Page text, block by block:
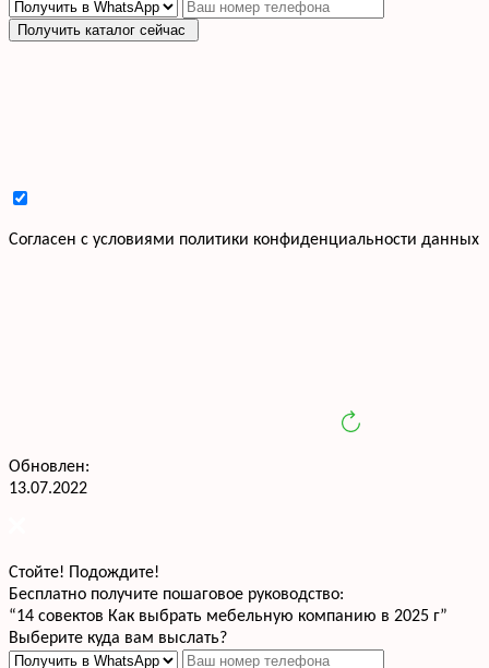
Получить каталог сейчас
Cогласен с условиями политики конфиденциальности данных
Обновлен:
13.07.2022
Стойте! Подождите!
Бесплатно получите пошаговое руководство:
“14 совектов Как выбрать мебельную компанию в 2025 г”
Выберите куда вам выслать?